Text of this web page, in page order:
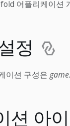
어플리케이션
정
이션 구성은
션 아